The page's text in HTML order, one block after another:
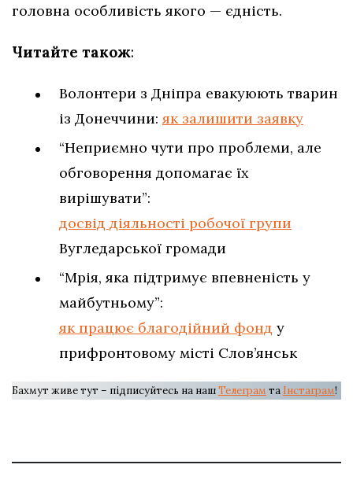
головна особливість якого — єдність.
Читайте також:
Волонтери з Дніпра евакуюють тварин
із Донеччини:як залишити заявку
“Неприємно чути про проблеми, але
обговорення допомагає їх
вирішувати”:
досвід діяльності робочої групи
Вугледарської громади
“Мрія, яка підтримує впевненість у
майбутньому”:
як працює благодійний фонд у
прифронтовому місті Слов’янськ
Бахмут живе тут – підписуйтесь на нашТелеграм та Інстаграм!